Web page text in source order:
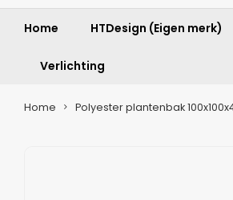
Home HTDesign (Eigen merk)
Verlichting
Home Polyester plantenbak